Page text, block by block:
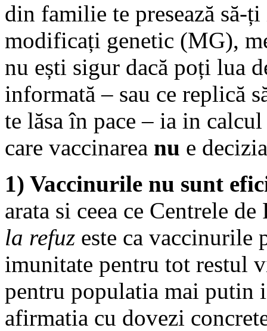
din familie te presează
modificați genetic (MG),
nu ești sigur dacă poți lua
informată – sau ce replică
te lăsa în pace – ia in
care vaccinarea nu e
1) Vaccinurile nu sunt
arata si ceea ce Centrele
la refuz este ca vaccinurile
imunitate pentru tot restul
pentru populatia mai putin
afirmatia cu dovezi